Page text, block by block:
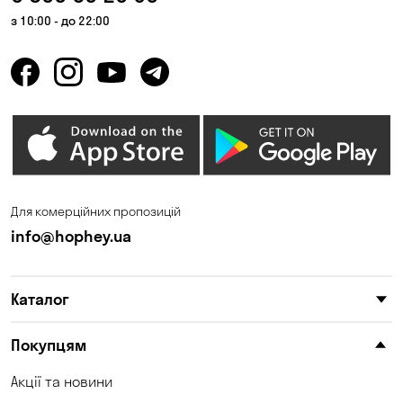
з 10:00 - до 22:00
Для комерційних пропозицій
info@hophey.ua
Каталог
Покупцям
Акції та новини